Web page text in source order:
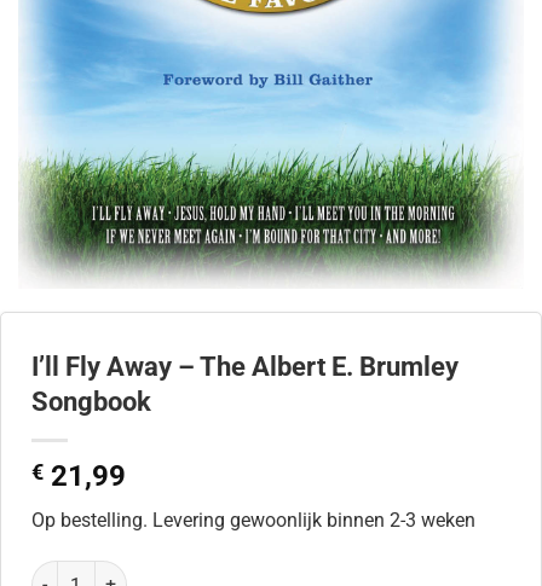
I’ll Fly Away – The Albert E. Brumley
Songbook
€ 21,99
Op bestelling. Levering gewoonlijk binnen 2-3 weken
I'll Fly Away - The Albert E. Brumley Songbook aantal